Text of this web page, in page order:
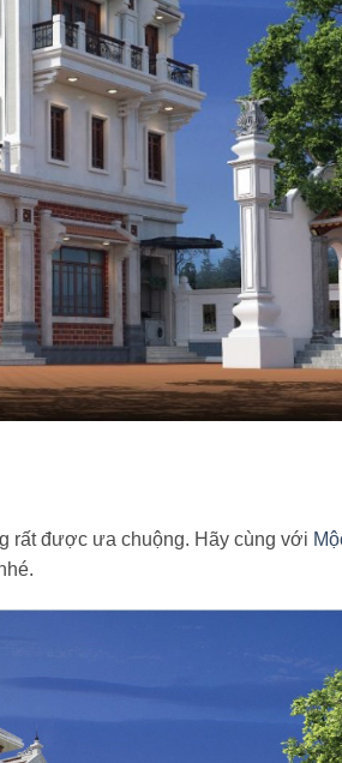
rất được ưa chuộng. Hãy cùng với